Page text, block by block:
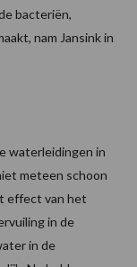
bacteriën,
nam Jansink in
waterleidingen in
meteen schoon
effect van het
in de
in de